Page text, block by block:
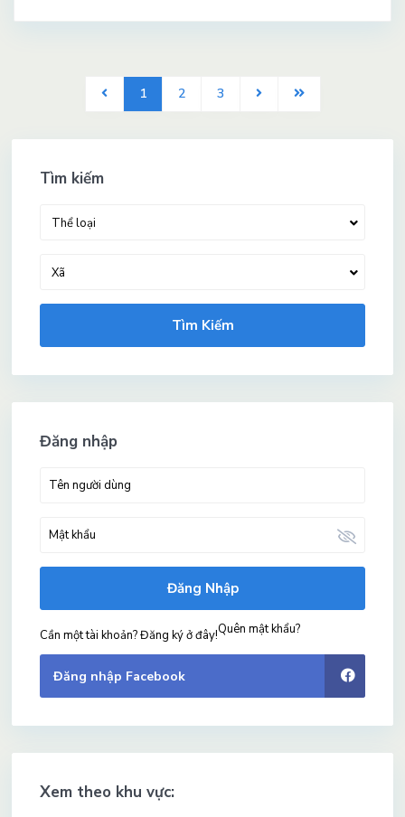
1 2 3
Tìm kiếm
Thể loại
Xã
Tìm Kiếm
Đăng nhập
Đăng Nhập
Cần một tài khoản? Đăng ký ở đây!Quên mật khẩu?
Đăng nhập Facebook
Xem theo khu vực: